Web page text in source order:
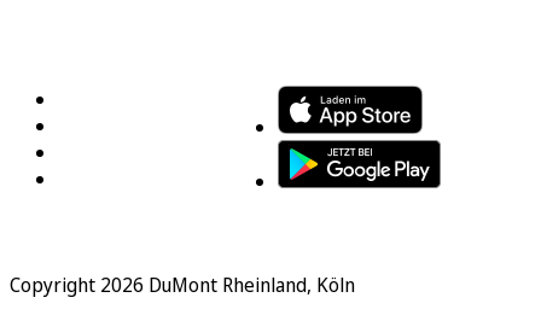
Copyright 2026 DuMont Rheinland, Köln